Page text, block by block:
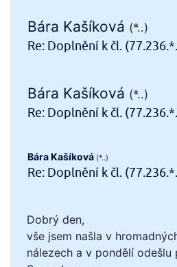
Bára Kašíková (*..)
Re: Doplnění k čl.
Bára Kašíková (*..)
Re: Doplnění k čl.
Bára Kašíková (*..)
Re: Doplnění k čl.
Dobrý den,
vše jsem našla v
nálezech a v pondělí odešlu